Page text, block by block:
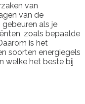
van
van de
als je
zoals bepaalde
is het
soorten energiegels
welke het beste bij